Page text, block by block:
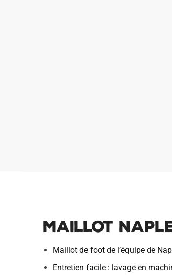
Maillot
Maillot de foot de l’équipe de
Entretien facile : lavage en